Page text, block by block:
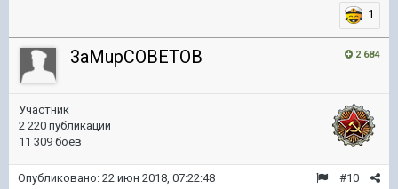
1
2 684
3aMupCOBETOB
Участник
2 220 публикаций
11 309 боёв
#10
Опубликовано: 22 июн 2018, 07:22:48